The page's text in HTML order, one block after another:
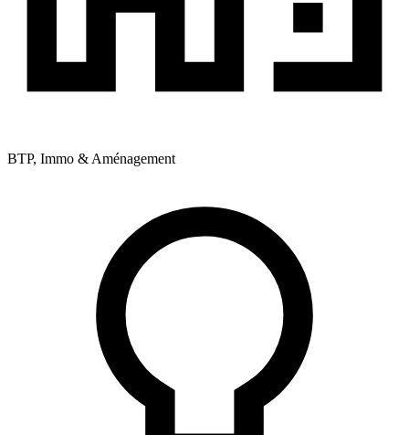
BTP, Immo & Aménagement